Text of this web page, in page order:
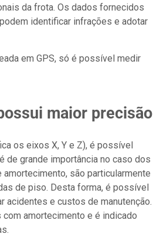
da frota. Os dados fornecidos
identificar infrações e adotar
em GPS, só é possível medir
maior precisão
os eixos X, Y e Z), é possível
de grande importância no caso dos
são particularmente
de piso. Desta forma, é possível
acidentes e custos de manutenção.
amortecimento e é indicado